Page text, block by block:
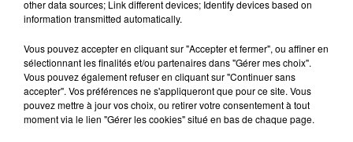
Pomme emprunte le décor de l’émission
« Loups Garous » pour son...
La version réécrite de « Beautiful Day »
interprétée lors des...
other data sources; Link different devices; Identify devices based on
information transmitted automatically.
Vous pouvez accepter en cliquant sur "Accepter et fermer", ou affiner en
sélectionnant les finalités et/ou partenaires dans "Gérer mes choix".
Vous pouvez également refuser en cliquant sur "Continuer sans
accepter". Vos préférences ne s'appliqueront que pour ce site. Vous
pouvez mettre à jour vos choix, ou retirer votre consentement à tout
moment via le lien "Gérer les cookies" situé en bas de chaque page.